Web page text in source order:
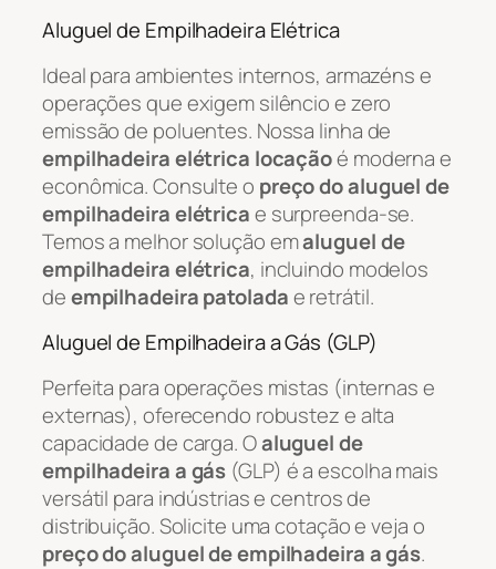
Aluguel de Empilhadeira Elétrica
Ideal para ambientes internos, armazéns e
operações que exigem silêncio e zero
emissão de poluentes. Nossa linha de
empilhadeira elétrica locaçãoé moderna e
econômica. Consulte o preço do aluguel de
empilhadeira elétricae surpreenda-se.
Temos a melhor solução emaluguel de
empilhadeira elétrica, incluindo modelos
deempilhadeira patoladae retrátil.
Aluguel de Empilhadeira a Gás (GLP)
Perfeita para operações mistas (internas e
externas), oferecendo robustez e alta
capacidade de carga. Oaluguel de
empilhadeira a gás (GLP) é a escolha mais
versátil para indústrias e centros de
distribuição. Solicite uma cotação e veja o
preço do aluguel de empilhadeira a gás.